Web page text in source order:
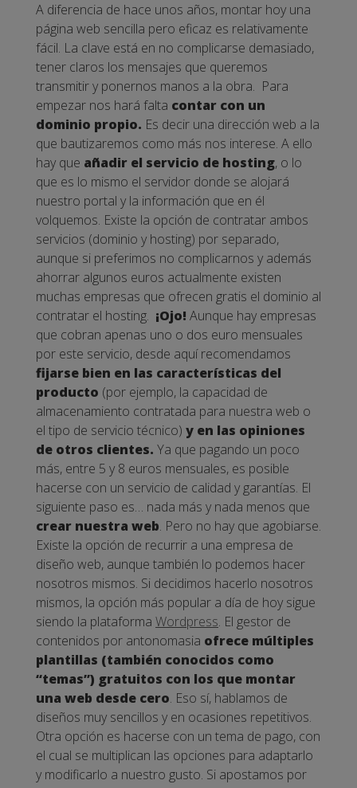
A diferencia de hace unos años, montar hoy una
página web sencilla pero eficaz es relativamente
fácil. La clave está en no complicarse demasiado,
tener claros los mensajes que queremos
transmitir y ponernos manos a la obra. Para
empezar nos hará falta contar con un
dominio propio. Es decir una dirección web a la
que bautizaremos como más nos interese. A ello
hay que añadir el servicio de hosting, o lo
que es lo mismo el servidor donde se alojará
nuestro portal y la información que en él
volquemos. Existe la opción de contratar ambos
servicios (dominio y hosting) por separado,
aunque si preferimos no complicarnos y además
ahorrar algunos euros actualmente existen
muchas empresas que ofrecen gratis el dominio al
contratar el hosting. ¡Ojo! Aunque hay empresas
que cobran apenas uno o dos euro mensuales
por este servicio, desde aquí recomendamos
fijarse bien en las características del
producto (por ejemplo, la capacidad de
almacenamiento contratada para nuestra web o
el tipo de servicio técnico) y en las opiniones
de otros clientes. Ya que pagando un poco
más, entre 5 y 8 euros mensuales, es posible
hacerse con un servicio de calidad y garantías. El
siguiente paso es… nada más y nada menos que
crear nuestra web. Pero no hay que agobiarse.
Existe la opción de recurrir a una empresa de
diseño web, aunque también lo podemos hacer
nosotros mismos. Si decidimos hacerlo nosotros
mismos, la opción más popular a día de hoy sigue
siendo la plataforma Wordpress. El gestor de
contenidos por antonomasia ofrece múltiples
plantillas (también conocidos como
“temas”) gratuitos con los que montar
una web desde cero. Eso sí, hablamos de
diseños muy sencillos y en ocasiones repetitivos.
Otra opción es hacerse con un tema de pago, con
el cual se multiplican las opciones para adaptarlo
y modificarlo a nuestro gusto. Si apostamos por